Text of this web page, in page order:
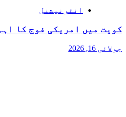
انٹرنیشنل
کویت میں امریکی فوج کا
جولائی 16, 2026